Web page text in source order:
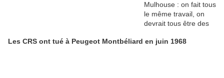
Les CRS ont tué à Peugeot Montbéliard en juin 1968